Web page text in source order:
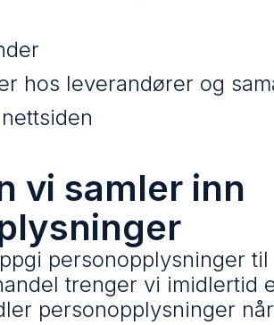
hos leverandører og
vi samler inn
personopplysninger
trenger vi imidlertid
personopplysninger